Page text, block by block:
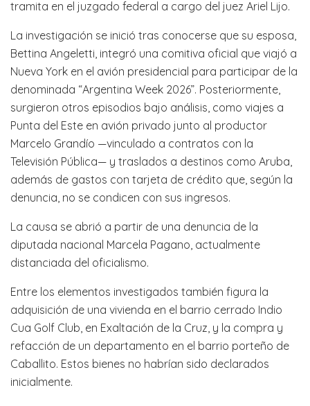
tramita en el juzgado federal a cargo del juez Ariel Lijo.
La investigación se inició tras conocerse que su esposa,
Bettina Angeletti, integró una comitiva oficial que viajó a
Nueva York en el avión presidencial para participar de la
denominada “Argentina Week 2026”. Posteriormente,
surgieron otros episodios bajo análisis, como viajes a
Punta del Este en avión privado junto al productor
Marcelo Grandío —vinculado a contratos con la
Televisión Pública— y traslados a destinos como Aruba,
además de gastos con tarjeta de crédito que, según la
denuncia, no se condicen con sus ingresos.
La causa se abrió a partir de una denuncia de la
diputada nacional Marcela Pagano, actualmente
distanciada del oficialismo.
Entre los elementos investigados también figura la
adquisición de una vivienda en el barrio cerrado Indio
Cua Golf Club, en Exaltación de la Cruz, y la compra y
refacción de un departamento en el barrio porteño de
Caballito. Estos bienes no habrían sido declarados
inicialmente.